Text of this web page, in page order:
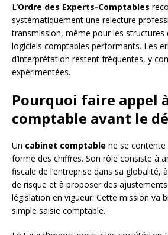
L’Ordre des Experts-Comptables
systématiquement une relecture
transmission, même pour les structures
logiciels comptables performants. Les
d’interprétation restent fréquentes, y
expérimentées.
Pourquoi faire appel
comptable avant le
Un cabinet comptable ne se
forme des chiffres. Son rôle consiste à
fiscale de l’entreprise dans sa globalité,
de risque et à proposer des
législation en vigueur. Cette mission va
simple saisie comptable.